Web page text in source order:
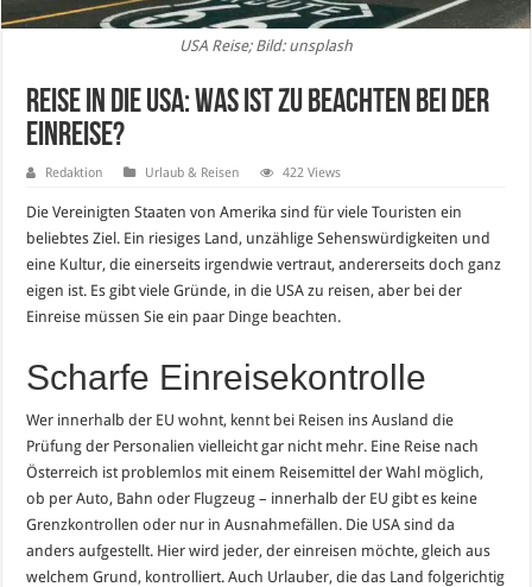
USA Reise; Bild: unsplash
Reise in die USA: Was ist zu beachten bei der
Einreise?
Redaktion Urlaub & Reisen 422 Views
Die Vereinigten Staaten von Amerika sind für viele Touristen ein
beliebtes Ziel. Ein riesiges Land, unzählige Sehenswürdigkeiten und
eine Kultur, die einerseits irgendwie vertraut, andererseits doch ganz
eigen ist. Es gibt viele Gründe, in die USA zu reisen, aber bei der
Einreise müssen Sie ein paar Dinge beachten.
Scharfe Einreisekontrolle
Wer innerhalb der EU wohnt, kennt bei Reisen ins Ausland die
Prüfung der Personalien vielleicht gar nicht mehr. Eine Reise nach
Österreich ist problemlos mit einem Reisemittel der Wahl möglich,
ob per Auto, Bahn oder Flugzeug – innerhalb der EU gibt es keine
Grenzkontrollen oder nur in Ausnahmefällen. Die USA sind da
anders aufgestellt. Hier wird jeder, der einreisen möchte, gleich aus
welchem Grund, kontrolliert. Auch Urlauber, die das Land folgerichtig